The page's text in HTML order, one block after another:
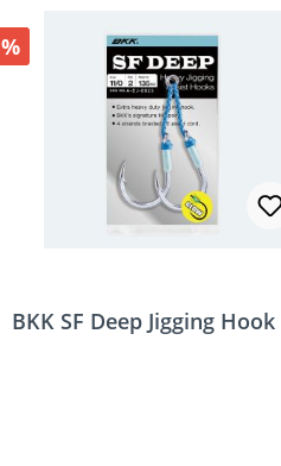
Rabatt
%
BKK SF Deep Jigging Hook